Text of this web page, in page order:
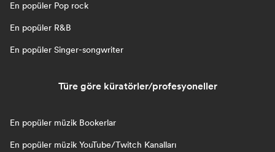
En popüler Pop rock
En popüler R&B
En popüler Singer-songwriter
Türe göre küratörler/profesyoneller
En popüler müzik Bookerlar
En popüler müzik YouTube/Twitch Kanalları